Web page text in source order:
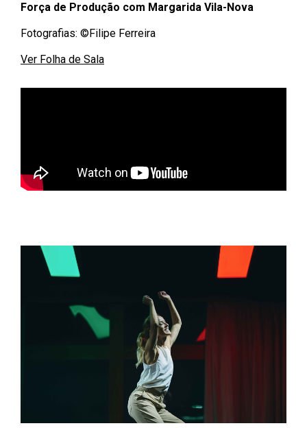
Força de Produção com Margarida Vila-Nova
Fotografias: ©Filipe Ferreira
Ver Folha de Sala